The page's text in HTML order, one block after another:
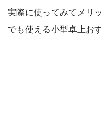
実際に使ってみてメリ
でも使える小型卓上お